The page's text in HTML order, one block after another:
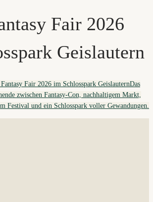
Fair 2026
Geislautern
Fantasy Fair 2026 im Schlosspark GeislauternDas
zwischen Fantasy-Con, nachhaltigem Markt,
Festival und ein Schlosspark voller Gewandungen.